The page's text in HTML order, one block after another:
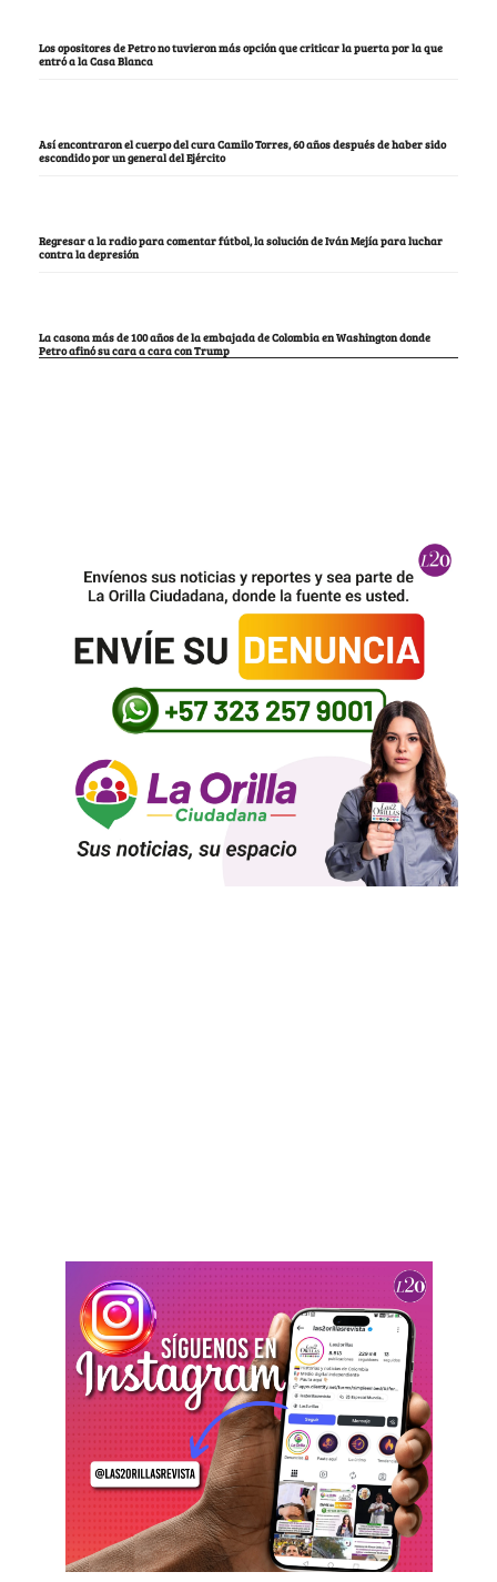
Los opositores de Petro no tuvieron más opción que criticar la puerta por la que
entró a la Casa Blanca
Así encontraron el cuerpo del cura Camilo Torres, 60 años después de haber sido
escondido por un general del Ejército
Regresar a la radio para comentar fútbol, la solución de Iván Mejía para luchar
contra la depresión
La casona más de 100 años de la embajada de Colombia en Washington donde
Petro afinó su cara a cara con Trump